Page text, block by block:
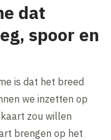
dat
spoor en
is dat het breed
we inzetten op
zou willen
brengen op het